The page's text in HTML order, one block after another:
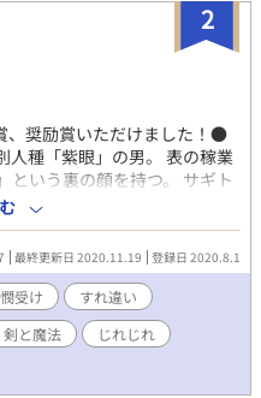
料で読めますが、ご購入い
★なお、読み放題の
料金が必要になりますが、
利用できます。無料期間終了
い！というありがたい読者
、どうして？」と戸惑ってい
続きできないシステムになっ
などのブラウザから
の際、アプリに勝手に切り
字を長押しし、メニューに
、アプリに切り替わることな
できるそうです。（機種など
ブラウザから購入したあと
ずなので、読書はアプリで
苦しみの中にいたリョウが、
って200年。異世界でのほ
過ごしていたリョウは、あ
2
、奨励賞いただけました！●
人種「紫眼」の男。 表の稼業
という裏の顔を持つ。 サギト
する想いを抱いていた。 二人
ている。 かつてサギトを裏切
重ね、今や国の英雄として
れる暗殺者と、国中に愛され
まったく別の道を歩んでい
・陰キャな受け（魔道暗
、すれ違いＢＬです。 ・
です。十万文字くらいで完
りで残酷・流血表現があるの
最終更新日 2020.11.19 登録日 2020.8.1
受け
すれ違い
剣と魔法
じれじれ